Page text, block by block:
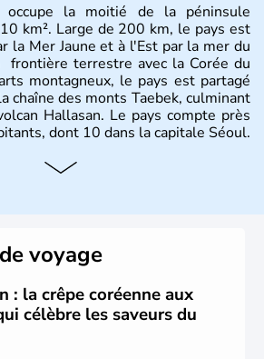
la moitié de la péninsule
km². Large de 200 km, le pays est
la Mer Jaune et à l'Est par la mer du
frontière terrestre avec la Corée du
montagneux, le pays est partagé
chaîne des monts Taebek, culminant
Hallasan. Le pays compte près
dont 10 dans la capitale Séoul.
bouddhisme en sont les deux
Ce pays partage sa culture avec la
Olympiques s’y sont déroulés en
la Coupe du Monde de football en
avec le Japon.
voyage
: la crêpe coréenne aux
célèbre les saveurs du